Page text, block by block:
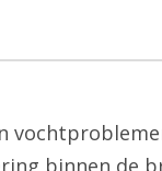
binnen de